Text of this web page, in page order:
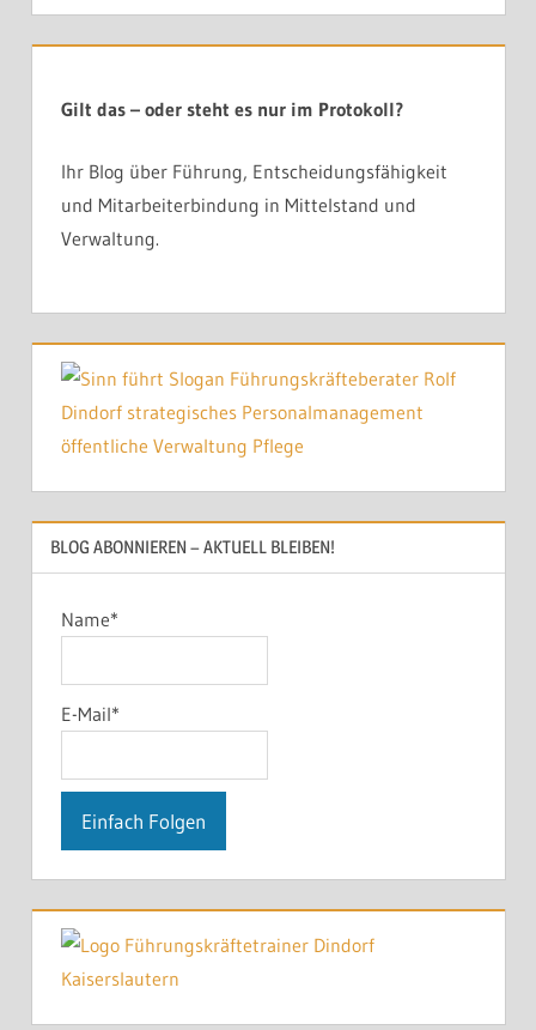
Gilt das – oder steht es nur im Protokoll?
Ihr Blog über Führung, Entscheidungsfähigkeit
und Mitarbeiterbindung in Mittelstand und
Verwaltung.
BLOG ABONNIEREN – AKTUELL BLEIBEN!
Name*
E-Mail*